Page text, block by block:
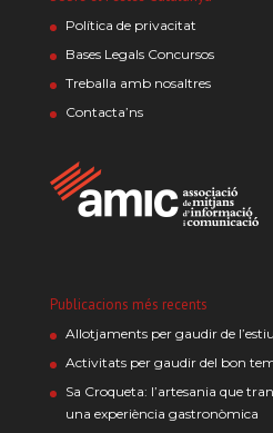
Política de privacitat
Bases Legals Concursos
Treballa amb nosaltres
Contacta’ns
Publicacions més recents
Allotjaments per gaudir de
Activitats per gaudir del bon
Sa Croqueta: l’artesania que
una experiència gastronòmica